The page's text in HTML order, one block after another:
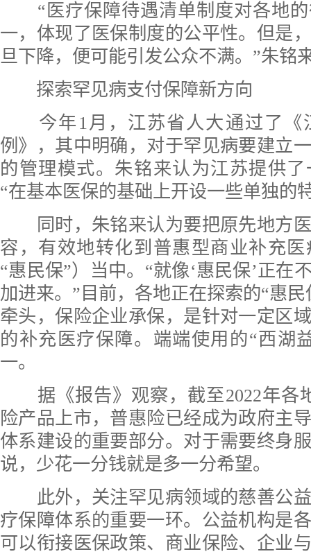
“医疗保障待遇清单制度对各地的
一，体现了医保制度的公平性。但是
旦下降，便可能引发公众不满。”朱铭
探索罕见病支付保障新方向
今年1月，江苏省人大通过了《
例》，其中明确，对于罕见病要建立
的管理模式。朱铭来认为江苏提供
“在基本医保的基础上开设一些单独的
同时，朱铭来认为要把原先地方医
容，有效地转化到普惠型商业补充
“惠民保”）当中。“就像‘惠民保’正在
加进来。”目前，各地正在探索的“惠
牵头，保险企业承保，是针对一定区
的补充医疗保障。端端使用的“西湖
一。
据《报告》观察，截至2022年各
险产品上市，普惠险已经成为政府主
体系建设的重要部分。对于需要终身
说，少花一分钱就是多一分希望。
此外，关注罕见病领域的慈善公益
疗保障体系的重要一环。公益机构是
可以衔接医保政策、商业保险、企业